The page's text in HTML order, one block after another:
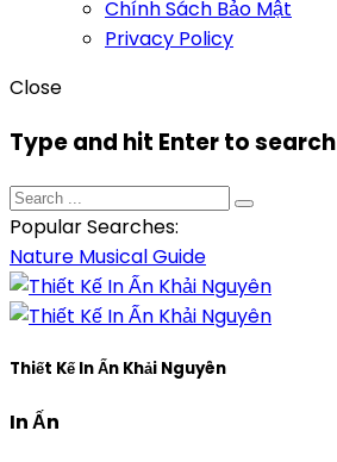
Chính Sách Bảo Mật
Privacy Policy
Close
Type and hit Enter to search
Popular Searches:
Nature MusicalGuide
Thiết Kế In Ấn Khải Nguyên
In Ấn